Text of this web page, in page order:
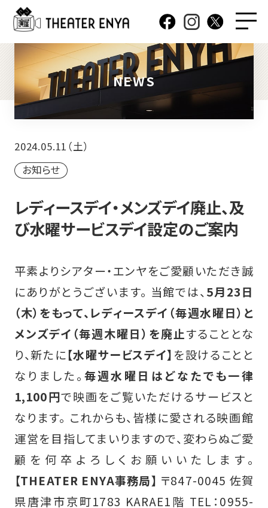
NEWS
2024.05.11（土）
お知らせ
レディースデイ・メンズデイ廃止、及
び水曜サービスデイ設定のご案内
平素よりシアター・エンヤをご愛顧いただき誠
にありがとうございます。 当館では、5月23日
（木）をもって、レディースデイ（毎週水曜日）と
メンズデイ（毎週木曜日）を廃止することとな
り、新たに【水曜サービスデイ】 を設けることと
なりました。 毎週水曜日はどなたでも一律
1,100円で映画をご覧いただけるサービスと
なります。 これからも、皆様に愛される映画館
運営を目指してまいりますので、変わらぬご愛
顧を何卒よろしくお願いいたします。
【THEATER ENYA事務局】 〒847-0045 佐賀
県唐津市京町1783 KARAE1階 TEL：0955-